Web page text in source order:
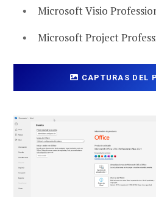
Microsoft Visio
Microsoft Project
CAPTURAS DEL